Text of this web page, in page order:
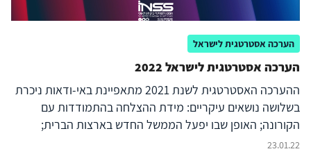
הערכה אסטרטגית לישראל
הערכה אסטרטגית לישראל 2022
ההערכה האסטרטגית לשנת 2021 מתאפיינת באי-ודאות ניכרת
בשלושה נושאים עיקריים: מידת ההצלחה בהתמודדות עם
הקורונה; האופן שבו יפעל הממשל החדש בארצות הברית;
וההתפתחויות הפוליטיות בישראל. ההערכה הנוכחית מבוססת
23.01.22